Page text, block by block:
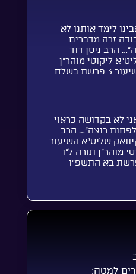
לימד אותנו לא
זרה מדברים
הרב ניסן דוד
ליקוטי מוהר”ן
תורה ל”ו שיעור 3 פרשת בשלח
לא בקדושה כראוי
לפחות רוצה”… הרב
שליט”א השיעור
מוהר”ן תורה ל”ו
למטה: